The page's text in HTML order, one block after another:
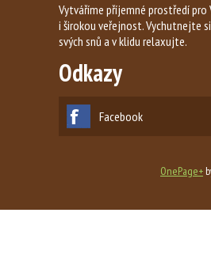
Vytváříme příjemné prostředí pro
i širokou veřejnost. Vychutnejte
svých snů a v klidu relaxujte.
Odkazy
Facebook
OnePage+